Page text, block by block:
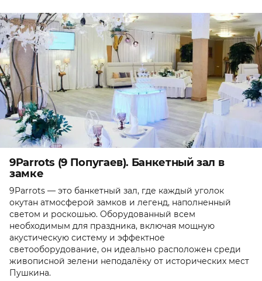
9Parrots (9 Попугаев). Банкетный зал в
замке
9Parrots — это банкетный зал, где каждый уголок
окутан атмосферой замков и легенд, наполненный
светом и роскошью. Оборудованный всем
необходимым для праздника, включая мощную
акустическую систему и эффектное
светооборудование, он идеально расположен среди
живописной зелени неподалёку от исторических мест
Пушкина.